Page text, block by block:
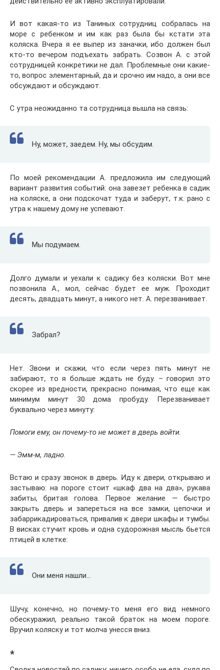
И вот какая-то из Таниных сотрудниц собралась на
море с ребенком и им как раз была бы кстати эта
коляска. Вчера я ее выпер из заначки, ибо должен был
кто-то вечером подъехать забрать. Созвон А. с этой
сотрудницей конкретики не дал. Проблемные они какие-
то, вопрос элементарный, да и срочно им надо, а они все
обсуждают и обсуждают.
С утра неожиданно та сотрудница вышла на связь:
Ну, может, заедем. Ну, мы обсудим.
По моей рекомендации А. предложила им следующий
вариант развития событий: она завезет ребенка в садик
на коляске, а они подскочат туда и заберут, т.к. рано с
утра к нашему дому не успевают.
Мы подумаем.
Долго думали и уехали к садику без коляски. Вот мне
позвонила A., мол, сейчас будет ее муж. Проходит
десять, двадцать минут, а никого нет. А. перезванивает.
Забрал?
Нет. Звони и скажи, что если через пять минут не
забирают, то я больше ждать не буду. – говорил это
скорее из вредности, прекрасно понимая, что еще как
минимум минут 30 дома пробуду. Перезванивает
буквально через минуту:
Помоги ему, он почему-то не может в дверь войти.
— Эмм-м, ладно.
Встаю и сразу звонок в дверь. Иду к двери, открываю и
застываю: на пороге стоит «шкаф два на два», рукава
забиты, бритая голова. Первое желание — быстро
закрыть дверь и запереться на все замки, цепочки и
забаррикадироваться, привалив к двери шкафы и тумбы.
В висках стучит кровь и одна судорожная мысль бьется
птицей в клетке:
Они меня нашли…
Шучу, конечно, но почему-то меня его вид немного
обескуражил, реально такой браток на моем пороге.
Вручил коляску и тот молча унесся вниз.
*